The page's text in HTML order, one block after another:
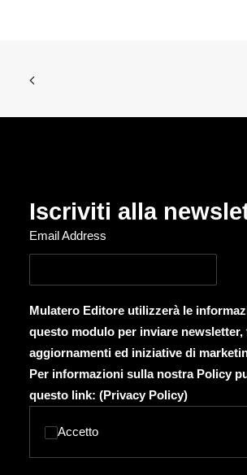
Iscriviti alla
Email Address
Mulatero Editore utilizzerà le
questo modulo per inviare
aggiornamenti ed iniziative di
Per informazioni sulla nostra Policy
questo link: (Privacy Policy)
Accetto